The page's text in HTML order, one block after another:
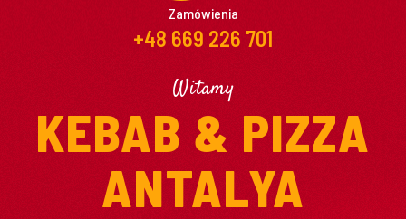
Zamówienia
+48 669 226 701
Witamy
KEBAB & PIZZA
ANTALYA